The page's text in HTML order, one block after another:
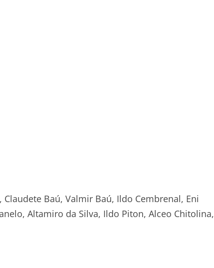
Baú, Valmir Baú, Ildo Cembrenal, Eni
Altamiro da Silva, Ildo Piton, Alceo Chitolina,